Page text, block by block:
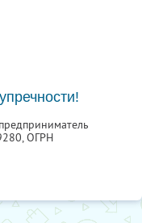
, ОГРН